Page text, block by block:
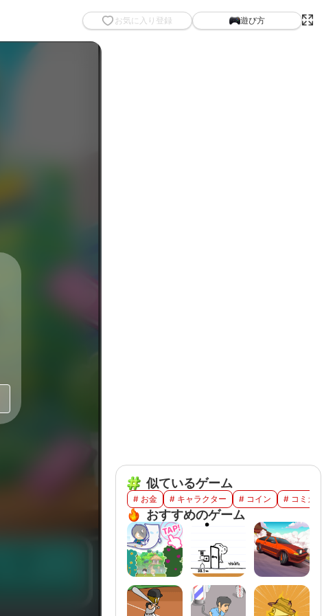
お気に入り登録 遊び方
似ているゲーム
# お金 # キャラクター # コイン # コミカル
おすすめのゲーム